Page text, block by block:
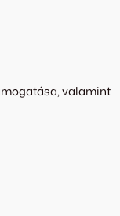
valamint